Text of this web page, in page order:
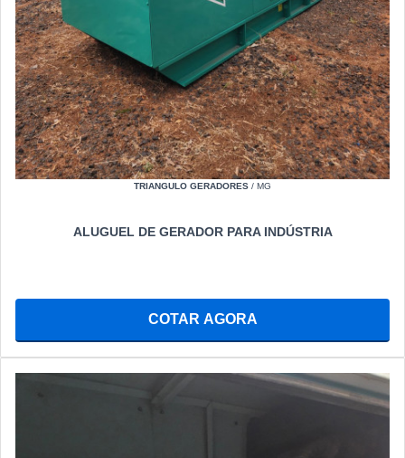
TRIANGULO GERADORES / MG
ALUGUEL DE GERADOR PARA INDÚSTRIA
COTAR AGORA